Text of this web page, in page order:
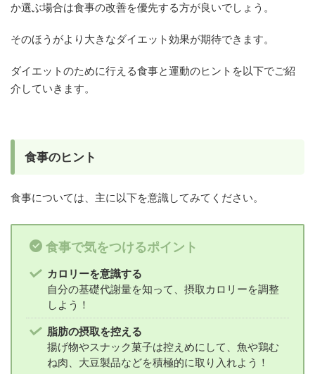
か選ぶ場合は食事の改善を優先する方が良いでしょう。
そのほうがより大きなダイエット効果が期待できます。
ダイエットのために行える食事と運動のヒントを以下でご紹
介していきます。
食事のヒント
食事については、主に以下を意識してみてください。
食事で気をつけるポイント
カロリーを意識する
自分の基礎代謝量を知って、摂取カロリーを調整
しよう！
脂肪の摂取を控える
揚げ物やスナック菓子は控えめにして、魚や鶏む
ね肉、大豆製品などを積極的に取り入れよう！